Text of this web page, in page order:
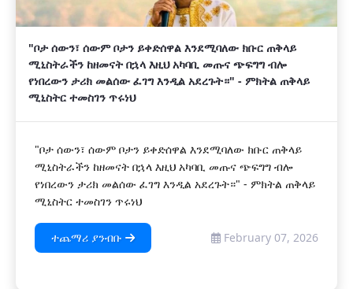
"ቦታ ሰውን፣ ሰውም ቦታን ይቀድሰዋል እንደሚባለው ክቡር ጠቅላይ
ሚኒስትራችን ከዘመናት በኋላ እዚህ አካባቢ መጡና ጭፍግግ ብሎ
የነበረውን ታሪክ መልሰው ፈገግ እንዲል አደረጉት።" - ምክትል ጠቅላይ
ሚኒስትር ተመስገን ጥሩነህ
"ቦታ ሰውን፣ ሰውም ቦታን ይቀድሰዋል እንደሚባለው ክቡር ጠቅላይ
ሚኒስትራችን ከዘመናት በኋላ እዚህ አካባቢ መጡና ጭፍግግ ብሎ
የነበረውን ታሪክ መልሰው ፈገግ እንዲል አደረጉት።" - ምክትል ጠቅላይ
ሚኒስትር ተመስገን ጥሩነህ
ተጨማሪ ያንብቡ February 07, 2026